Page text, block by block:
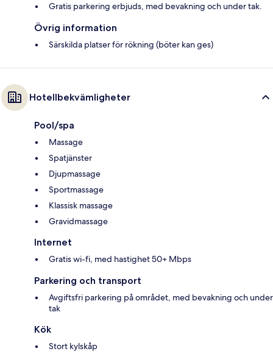
Gratis parkering erbjuds, med bevakning och under tak.
Övrig information
Särskilda platser för rökning (böter kan ges)
Hotellbekvämligheter
Pool/spa
Massage
Spatjänster
Djupmassage
Sportmassage
Klassisk massage
Gravidmassage
Internet
Gratis wi-fi, med hastighet 50+ Mbps
Parkering och transport
Avgiftsfri parkering på området, med bevakning och under
tak
Kök
Stort kylskåp